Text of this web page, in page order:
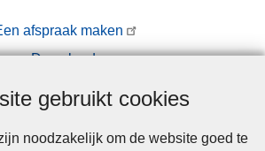
gebruikt cookies
noodzakelijk om de website goed te
afspraak maken
Downloads